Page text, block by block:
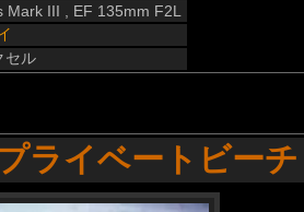
Mark III , EF 135mm F2L
セル
ライベートビーチ